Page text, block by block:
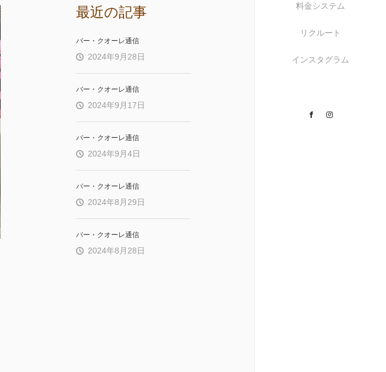
料金システム
リクルート
インスタグラム
Facebook
最近の記事
バー・クオーレ通信
2024年9月28日
バー・クオーレ通信
2024年9月17日
バー・クオーレ通信
2024年9月4日
バー・クオーレ通信
2024年8月29日
バー・クオーレ通信
2024年8月28日